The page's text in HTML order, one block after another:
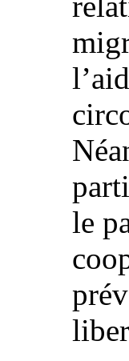
le